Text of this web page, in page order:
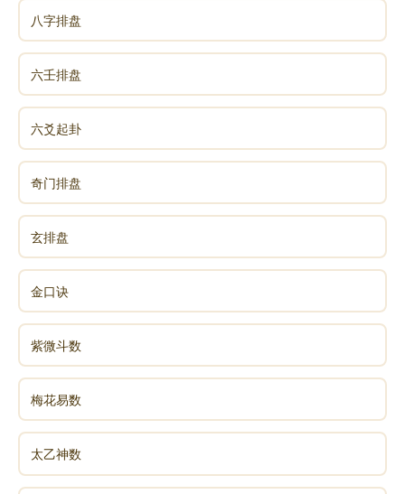
嗟：叹息；则大耋（dié）之嗟：老年人唉声叹气。
人生自古谁无死，剩下的时间绝对不要在悲哀中虚
度。
应该常常想起周希陶的那句话：人见白头嗔，我见
白头喜；多少少年亡，不到白头死。
活了这么久，已经活够本了，还有啥好悲伤的。
凶：如果唉声叹气，那就有凶险；最简单的，养成
爱发牢骚的习惯，身边的人全都逃光了，包括子女都跑
掉了，烦都烦死了，惨当然是惨，但哪个人不要面对最
后这一刻；都像你这么弄起来，其他事情都不用处理
了，做人都不要做了；活生生把别人的世界也变成了灰
色，看到你还不溜之大吉吗？
象曰：日昃之离，何可久也。
八字排盘
六壬排盘
六爻起卦
奇门排盘
玄排盘
金口诀
紫微斗数
梅花易数
太乙神数